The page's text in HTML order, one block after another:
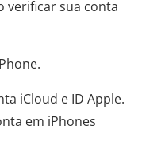
verificar sua conta
iCloud e ID Apple.
em iPhones